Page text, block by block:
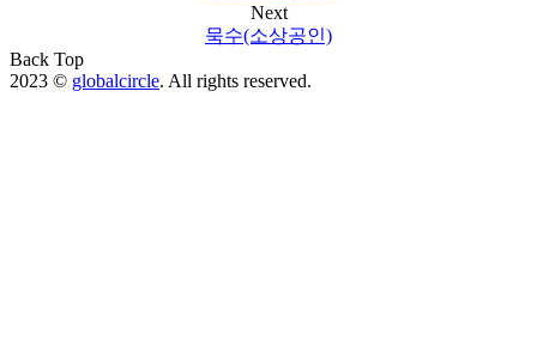
Next
묵수(소상공인)
Back Top
2023 © globalcircle. All rights reserved.